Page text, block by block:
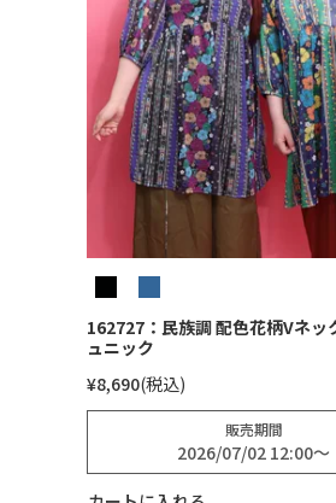
162727：民族調 配色花柄Vネッ
ュニック
¥8,690 税込
販売期間
2026/07/02 12:00〜